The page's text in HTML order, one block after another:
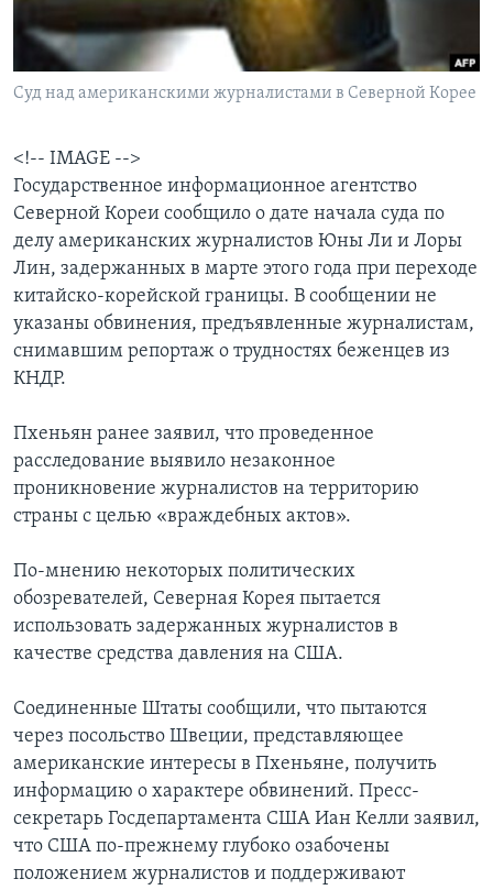
Learning English
СОЦИАЛЬНЫЕ СЕТИ
Языки
Суд над американскими журналистами в Северной Корее
<!-- IMAGE -->
Государственное информационное агентство
Северной Кореи сообщило о дате начала суда по
делу американских журналистов Юны Ли и Лоры
Лин, задержанных в марте этого года при переходе
китайско-корейской границы. В сообщении не
указаны обвинения, предъявленные журналистам,
снимавшим репортаж о трудностях беженцев из
КНДР.
Пхеньян ранее заявил, что проведенное
расследование выявило незаконное
проникновение журналистов на территорию
страны с целью «враждебных актов».
По-мнению некоторых политических
обозревателей, Северная Корея пытается
использовать задержанных журналистов в
качестве средства давления на США.
Соединенные Штаты сообщили, что пытаются
через посольство Швеции, представляющее
американские интересы в Пхеньяне, получить
информацию о характере обвинений. Пресс-
секретарь Госдепартамента США Иан Келли заявил,
что США по-прежнему глубоко озабочены
положением журналистов и поддерживают